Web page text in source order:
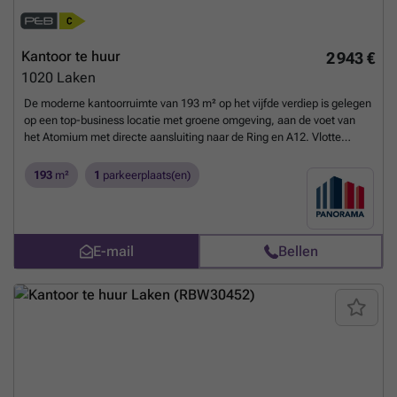
2 943 €
Kantoor te huur
1020 Laken
De moderne kantoorruimte van 193 m² op het vijfde verdiep is gelegen
op een top-business locatie met groene omgeving, aan de voet van
het Atomium met directe aansluiting naar de Ring en A12. Vlotte
Zaventem bevindt zich op slechts 15 min.Het prestigieus
ondersteuning en 24/24u security. Daarnaast is het gebouw voorzien
van zonnepanelen, airconditioning, veel lichtinval en een strakke
eigentijdse look. Tevens is er een zeer ruime parking voorzien van
1.500 parkeerplaatsen (in- en outdoor) met laadmogelijkheden.
Afhankelijk van uw bedrijfsbehoeften zijn grotere of kleinere
oppervlaktes bespreekbaar. Onmiddellijk beschikbaar!Aarzel niet om
193 m² 1 parkeerplaats(en)
E-mail Bellen